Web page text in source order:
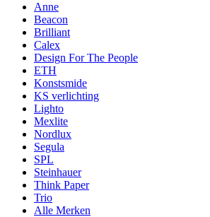
Anne
Beacon
Brilliant
Calex
Design For The People
ETH
Konstsmide
KS verlichting
Lighto
Mexlite
Nordlux
Segula
SPL
Steinhauer
Think Paper
Trio
Alle Merken